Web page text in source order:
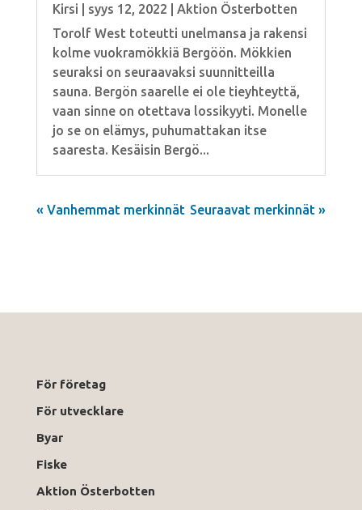
Kirsi syys 12, 2022
Aktion Österbotten
Torolf West toteutti unelmansa ja rakensi
kolme vuokramökkiä Bergöön. Mökkien
seuraksi on seuraavaksi suunnitteilla
sauna. Bergön saarelle ei ole tieyhteyttä,
vaan sinne on otettava lossikyyti. Monelle
jo se on elämys, puhumattakan itse
saaresta. Kesäisin Bergö...
« Vanhemmat merkinnät Seuraavat merkinnät »
För företag
För utvecklare
Byar
Fiske
Aktion Österbotten